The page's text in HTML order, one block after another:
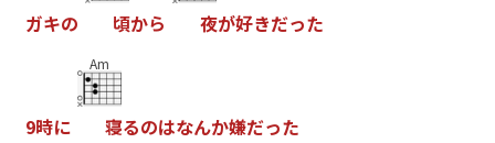
ガキの 頃から 夜が好きだった
9時に
Am
寝るのはなんか嫌だった